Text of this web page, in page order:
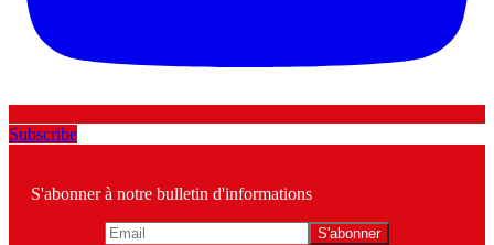
Subscribe
S'abonner à notre bulletin d'informations